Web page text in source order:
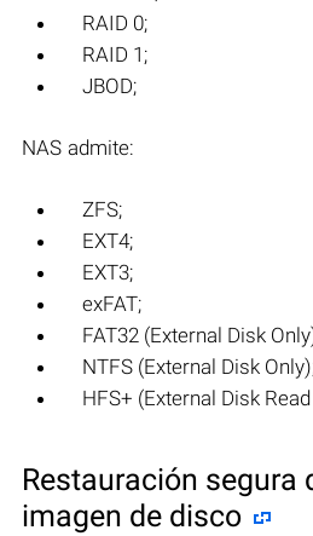
RAID 0;
RAID 1;
JBOD;
NAS admite:
ZFS;
EXT4;
EXT3;
exFAT;
FAT32 (External Disk
NTFS (External Disk
HFS+ (External Disk
Restauración segura
imagen de disco